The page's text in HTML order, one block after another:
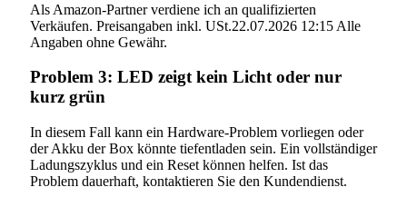
Als Amazon-Partner verdiene ich an qualifizierten
Verkäufen. Preisangaben inkl. USt.22.07.2026 12:15 Alle
Angaben ohne Gewähr.
Problem 3: LED zeigt kein Licht oder nur
kurz grün
In diesem Fall kann ein Hardware-Problem vorliegen oder
der Akku der Box könnte tiefentladen sein. Ein vollständiger
Ladungszyklus und ein Reset können helfen. Ist das
Problem dauerhaft, kontaktieren Sie den Kundendienst.